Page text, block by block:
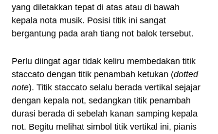
yang diletakkan tepat di atas atau di bawah
kepala nota musik. Posisi titik ini sangat
bergantung pada arah tiang not balok tersebut.
Perlu diingat agar tidak keliru membedakan titik
staccato dengan titik penambah ketukan (dotted
note). Titik staccato selalu berada vertikal sejajar
dengan kepala not, sedangkan titik penambah
durasi berada di sebelah kanan samping kepala
not. Begitu melihat simbol titik vertikal ini, pianis